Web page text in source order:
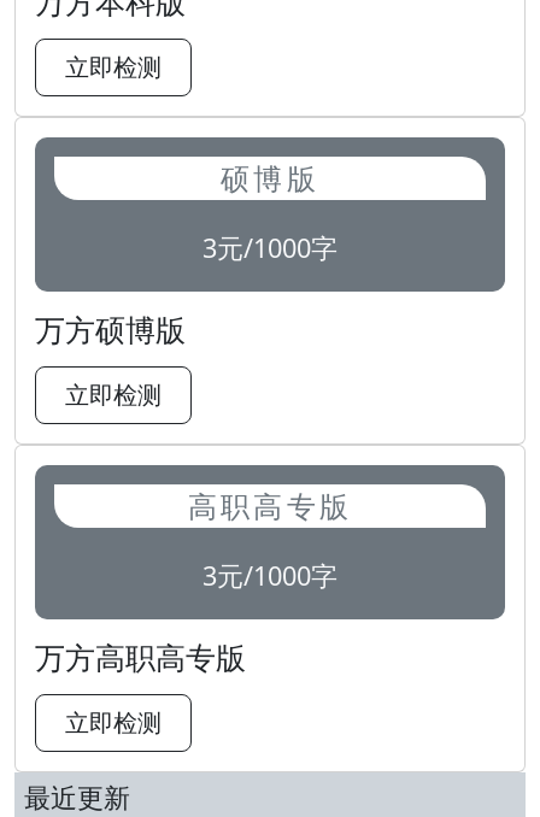
立即检测
硕博版
3元/1000字
万方硕博版
立即检测
高职高专版
3元/1000字
万方高职高专版
立即检测
最近更新